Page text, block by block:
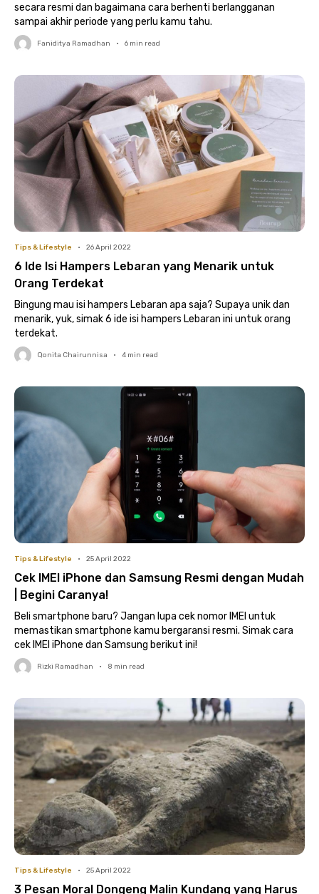
secara resmi dan bagaimana cara berhenti berlangganan
sampai akhir periode yang perlu kamu tahu.
Faniditya Ramadhan • 6 min read
Tips & Lifestyle • 26 April 2022
6 Ide Isi Hampers Lebaran yang Menarik untuk
Orang Terdekat
Bingung mau isi hampers Lebaran apa saja? Supaya unik dan
menarik, yuk, simak 6 ide isi hampers Lebaran ini untuk orang
terdekat.
Qonita Chairunnisa • 4 min read
Tips & Lifestyle • 25 April 2022
Cek IMEI iPhone dan Samsung Resmi dengan Mudah
| Begini Caranya!
Beli smartphone baru? Jangan lupa cek nomor IMEI untuk
memastikan smartphone kamu bergaransi resmi. Simak cara
cek IMEI iPhone dan Samsung berikut ini!
Rizki Ramadhan • 8 min read
Tips & Lifestyle • 25 April 2022
3 Pesan Moral Dongeng Malin Kundang yang Harus